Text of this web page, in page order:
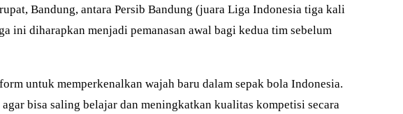
Bandung, antara Persib Bandung (juara Liga Indonesia tiga kali
ini diharapkan menjadi pemanasan awal bagi kedua tim sebelum
untuk memperkenalkan wajah baru dalam sepak bola Indonesia.
bisa saling belajar dan meningkatkan kualitas kompetisi secara